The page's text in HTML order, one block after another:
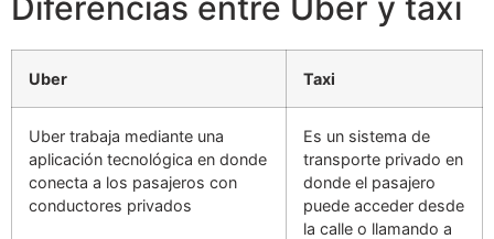
Uber Taxi
Uber trabaja mediante una
aplicación tecnológica en donde
conecta a los pasajeros con
conductores privados
Es un sistema de
transporte privado en
donde el pasajero
puede acceder desde
la calle o llamando a